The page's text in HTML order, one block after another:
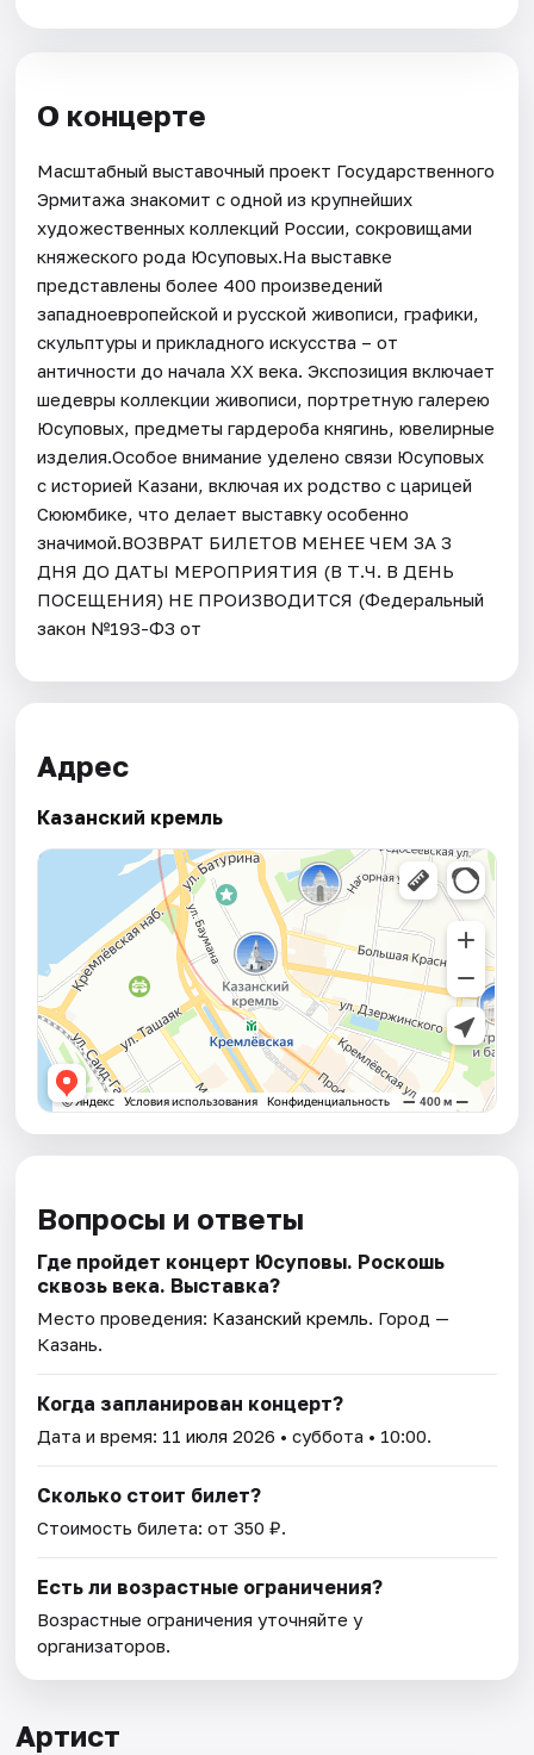
О концерте
Масштабный выставочный проект Государственного
Эрмитажа знакомит с одной из крупнейших
художественных коллекций России, сокровищами
княжеского рода Юсуповых.На выставке
представлены более 400 произведений
западноевропейской и русской живописи, графики,
скульптуры и прикладного искусства – от
античности до начала XX века. Экспозиция включает
шедевры коллекции живописи, портретную галерею
Юсуповых, предметы гардероба княгинь, ювелирные
изделия.Особое внимание уделено связи Юсуповых
с историей Казани, включая их родство с царицей
Сююмбике, что делает выставку особенно
значимой.ВОЗВРАТ БИЛЕТОВ МЕНЕЕ ЧЕМ ЗА 3
ДНЯ ДО ДАТЫ МЕРОПРИЯТИЯ (В Т.Ч. В ДЕНЬ
ПОСЕЩЕНИЯ) НЕ ПРОИЗВОДИТСЯ (Федеральный
закон №193-ФЗ от
Адрес
Казанский кремль
Вопросы и ответы
Где пройдет концерт Юсуповы. Роскошь
сквозь века. Выставка?
Место проведения: Казанский кремль. Город —
Казань.
Когда запланирован концерт?
Дата и время: 11 июля 2026 • суббота • 10:00.
Сколько стоит билет?
Стоимость билета: от 350 ₽.
Есть ли возрастные ограничения?
Возрастные ограничения уточняйте у
организаторов.
Артист